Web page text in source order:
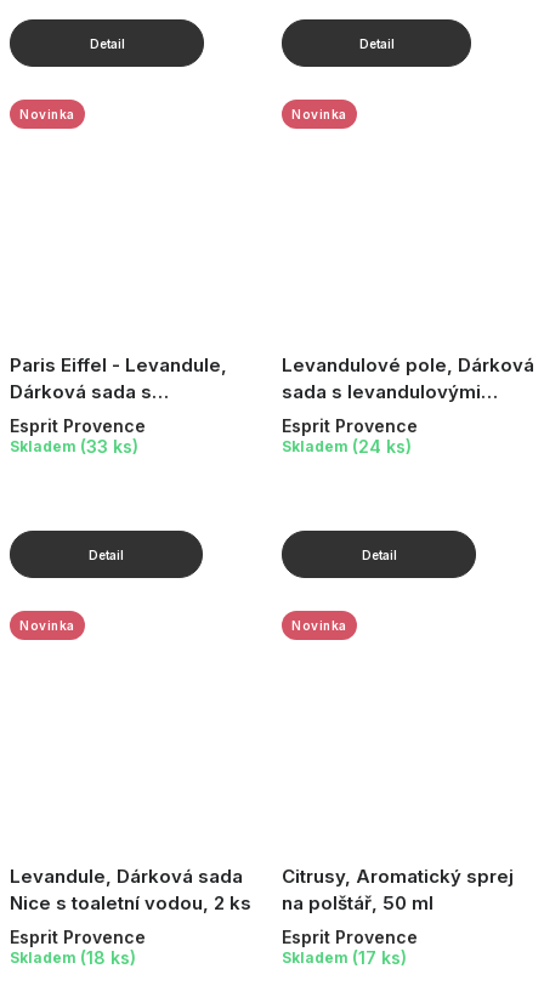
Paris Eiffel - Levandule,
Dárková sada s
levandulovými produkty, 3
ks
Novinka
Esprit Provence
Skladem (33 ks)
Levandulové pole, Dárková
sada s levandulovými
produkty, 3 ks
Novinka
Esprit Provence
Skladem (24 ks)
Levandule, Dárková sada
Nice s toaletní vodou, 2 ks
Novinka
Esprit Provence
Skladem (18 ks)
Citrusy, Aromatický sprej
na polštář, 50 ml
Novinka
Esprit Provence
Skladem (17 ks)